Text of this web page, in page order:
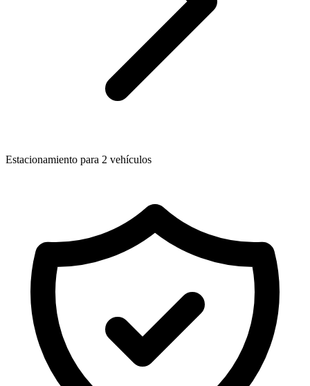
Estacionamiento para 2 vehículos